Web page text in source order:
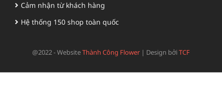
Cảm nhận từ khách hàng
Hệ thống 150 shop toàn quốc
@2022 - WebsiteThành Công Flower | Design bởiTCF